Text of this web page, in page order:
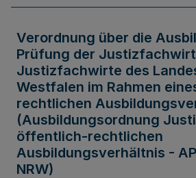
Verordnung über die
Prüfung der
Justizfachwirte des
Westfalen im Rahmen
rechtlichen
(Ausbildungsordnung
öffentlich-rechtlichen
Ausbildungsverhältnis -
NRW)